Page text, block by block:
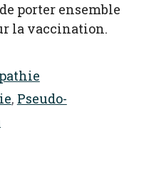
porter ensemble
la vaccination.
, Pseudo-